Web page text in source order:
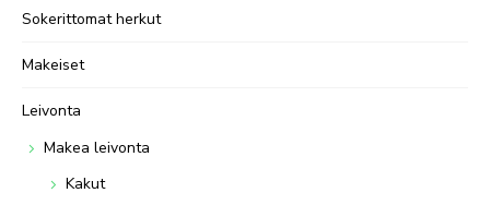
Sokerittomat herkut
Makeiset
Leivonta
Makea leivonta
Kakut